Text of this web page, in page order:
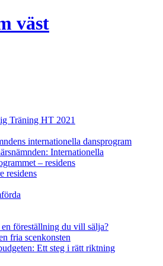
väst
Träning HT 2021
internationella dansprogram
Internationella
– residens
residens
föreställning du vill sälja?
fria scenkonsten
Ett steg i rätt riktning